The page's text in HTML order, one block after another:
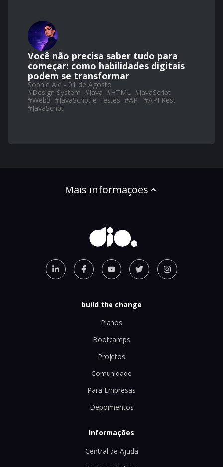
Você não precisa saber tudo para
começar: como habilidades digitais
podem se transformar
Sophie Ale - 01 de Agosto
#Design System #Java #HTML #JavaScript
#Web3 #JavaScript e Testes #API #API Rest
#JavaScript
Mais informações
build the change
Planos
Bootcamps
Projetos
Comunidade
Para Empresas
Depoimentos
Informações
Central de Ajuda